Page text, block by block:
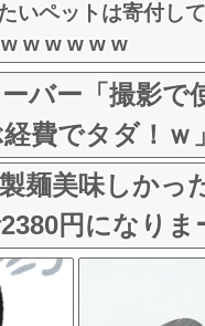
いペットは寄付
w w w w w
ーバー「撮影
費でタダ！
らんよな？よ
製麺美味しかっ
円になり
悪くないよな